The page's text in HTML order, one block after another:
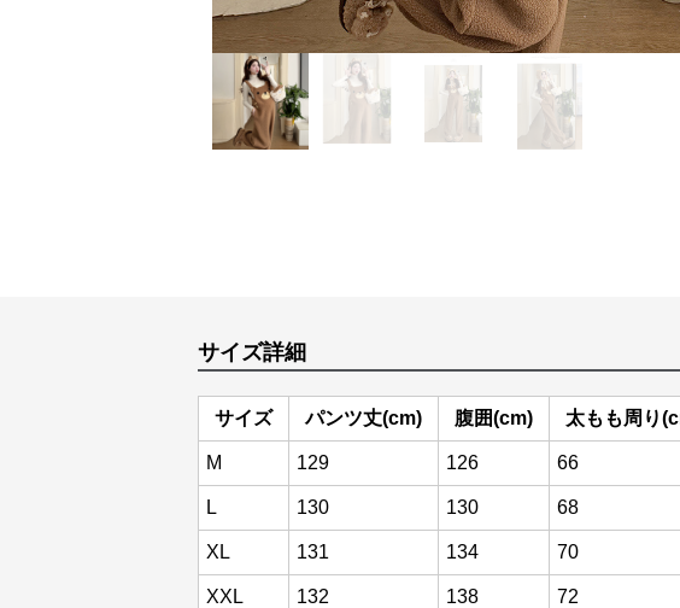
サイズ詳細
サイズ パンツ丈(cm) 腹囲(cm) 太もも周り
M 129 126 66
L 130 130 68
XL 131 134 70
XXL 132 138 72